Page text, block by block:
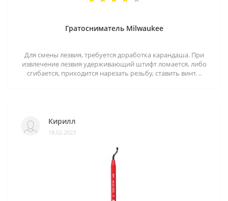
Гратосниматель Milwaukee
Для смены лезвия, требуется доработка карандаша. При
извлечение лезвия удерживающий штифт ломается, либо
сгибается, приходится нарезать резьбу, ставить винт. ..
Кирилл
18.02.2023